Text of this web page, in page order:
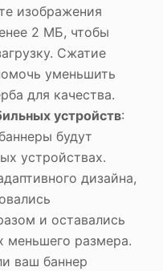
изображения
2 МБ, чтобы
Сжатие
уменьшить
для качества.
устройств:
будут
устройствах.
дизайна,
и оставались
меньшего размера.
ваш баннер